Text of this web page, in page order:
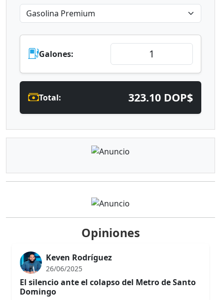
Galones:
Total: 323.10 DOP$
Opiniones
Keven Rodríguez
26/06/2025
El silencio ante el colapso del Metro de Santo
Domingo